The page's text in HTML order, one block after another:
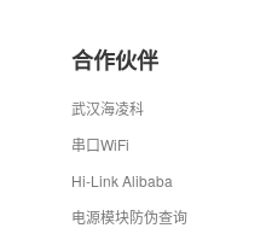
合作伙伴
武汉海凌科
串口WiFi
Hi-Link Alibaba
电源模块防伪查询